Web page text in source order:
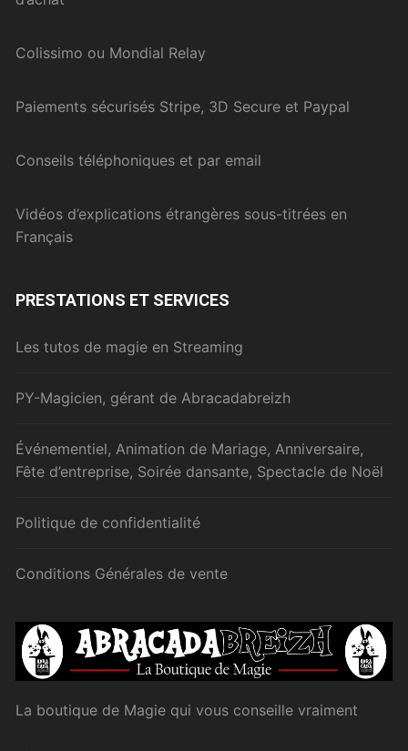
Colissimo ou Mondial Relay
Paiements sécurisés Stripe, 3D Secure et Paypal
Conseils téléphoniques et par email
Vidéos d’explications étrangères sous-titrées en
Français
PRESTATIONS ET SERVICES
Les tutos de magie en Streaming
PY-Magicien, gérant de Abracadabreizh
Événementiel, Animation de Mariage, Anniversaire,
Fête d’entreprise, Soirée dansante, Spectacle de Noël
Politique de confidentialité
Conditions Générales de vente
La boutique de Magie qui vous conseille vraiment